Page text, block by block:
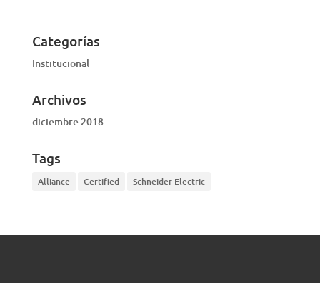
Categorías
Institucional
Archivos
diciembre 2018
Tags
Alliance Certified Schneider Electric